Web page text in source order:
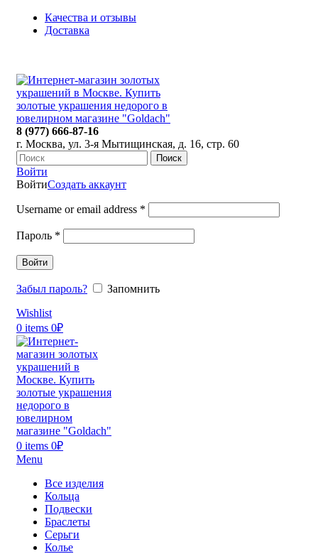
Качества и отзывы
Доставка
8 (977) 666-87-16
г. Москва, ул. 3-я Мытищинская, д. 16, стр. 60
Поиск
Войти
ВойтиСоздать аккаунт
Username or email address *
Пароль *
Войти
Забыл пароль?
Запомнить
Wishlist
0 items 0₽
0 items 0₽
Menu
Все изделия
Кольца
Подвески
Браслеты
Серьги
Колье